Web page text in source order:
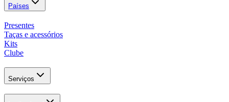
Países
Presentes
Taças e acessórios
Kits
Clube
Serviços